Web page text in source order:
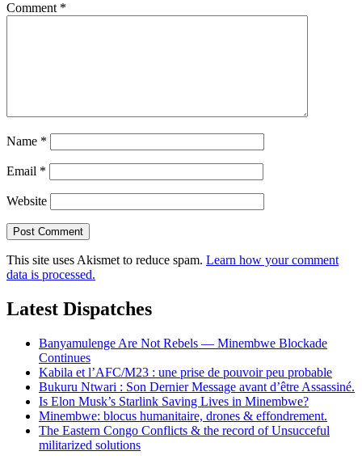
Comment *
Name *
Email *
Website
This site uses Akismet to reduce spam. Learn how your comment
data is processed.
Latest Dispatches
Banyamulenge Are Not Rebels — Minembwe Blockade
Continues
Kabila et l’AFC/M23 : une prise de pouvoir peu probable
Bukuru Ntwari : Son Dernier Message avant d’être Assassiné.
Is Elon Musk’s Starlink Saving Lives in Minembwe?
Minembwe: blocus humanitaire, drones & effondrement.
The Eastern Congo Conflicts & the record of Unsucceful
militarized solutions